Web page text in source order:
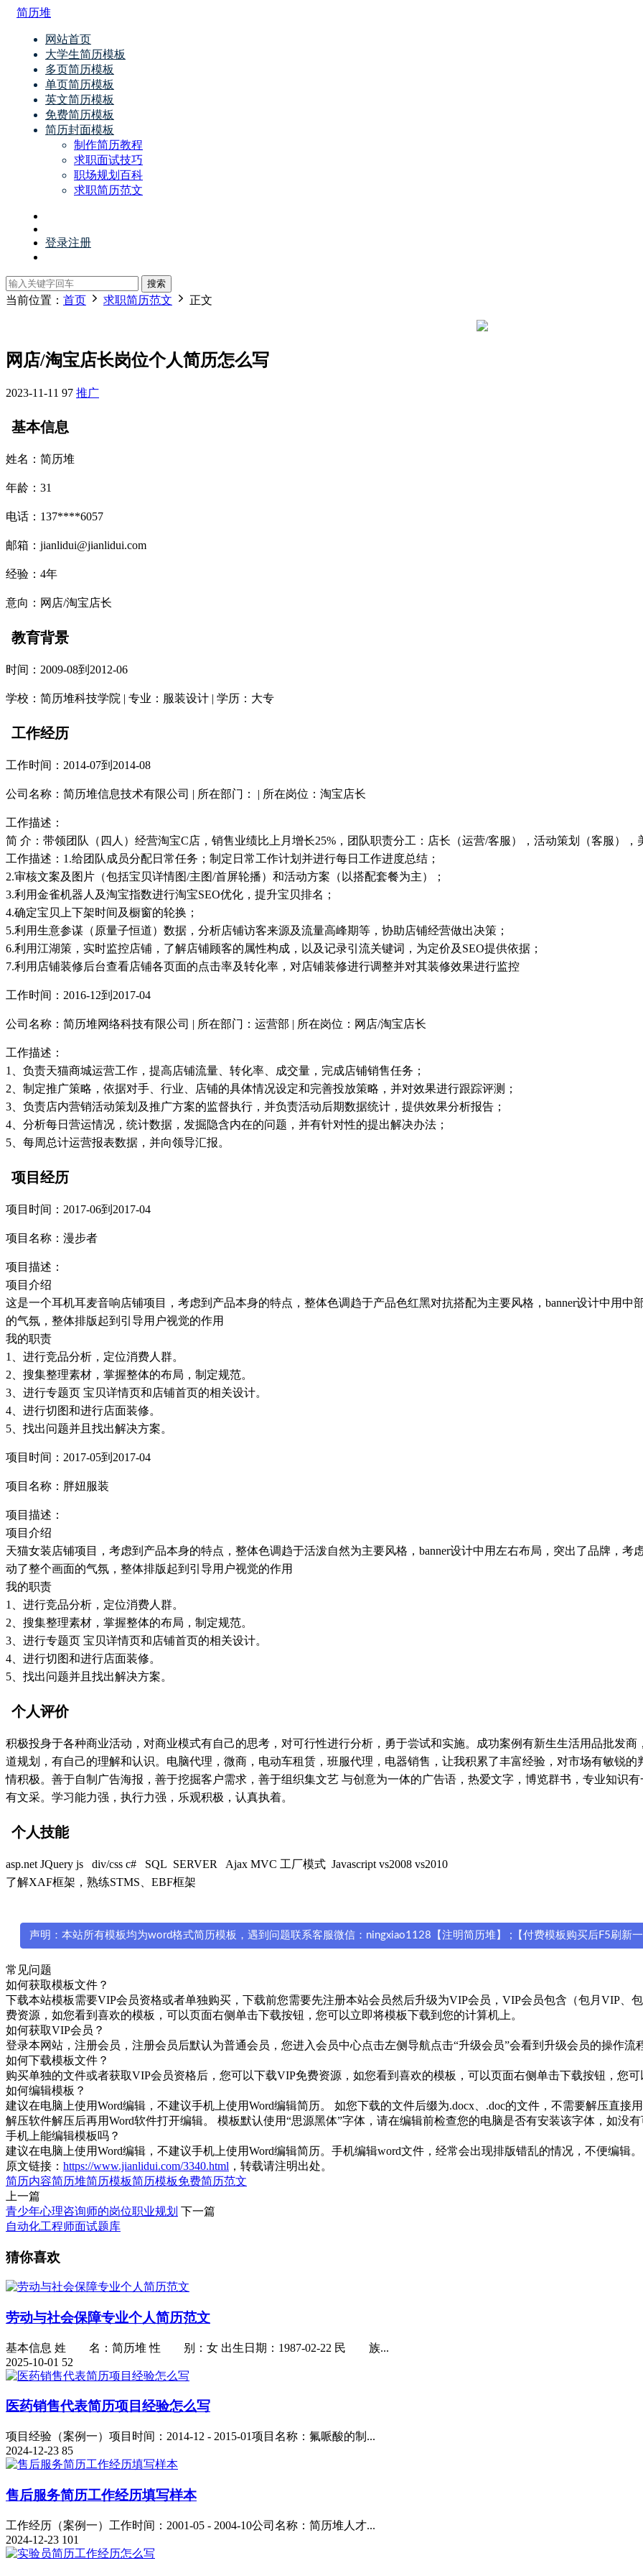
简历堆
网站首页
大学生简历模板
多页简历模板
单页简历模板
英文简历模板
免费简历模板
简历封面模板
制作简历教程
求职面试技巧
职场规划百科
求职简历范文
登录注册
搜索
当前位置： 首页 求职简历范文 正文
网店/淘宝店长岗位个人简历怎么写
2023-11-11 97 推广
基本信息
姓名：简历堆
年龄：31
电话：137****6057
邮箱：jianlidui@jianlidui.com
经验：4年
意向：网店/淘宝店长
教育背景
时间：2009-08到2012-06
学校：简历堆科技学院 | 专业：服装设计 | 学历：大专
工作经历
工作时间：2014-07到2014-08
公司名称：简历堆信息技术有限公司 | 所在部门： | 所在岗位：淘宝店长
工作描述：
简 介：带领团队（四人）经营淘宝C店，销售业绩比上月增长25%，团队职责分工：店长（运营/客服），活动策划（客服），
工作描述：1.给团队成员分配日常任务；制定日常工作计划并进行每日工作进度总结；
2.审核文案及图片（包括宝贝详情图/主图/首屏轮播）和活动方案（以搭配套餐为主）；
3.利用金雀机器人及淘宝指数进行淘宝SEO优化，提升宝贝排名；
4.确定宝贝上下架时间及橱窗的轮换；
5.利用生意参谋（原量子恒道）数据，分析店铺访客来源及流量高峰期等，协助店铺经营做出决策；
6.利用江湖策，实时监控店铺，了解店铺顾客的属性构成，以及记录引流关键词，为定价及SEO提供依据；
7.利用店铺装修后台查看店铺各页面的点击率及转化率，对店铺装修进行调整并对其装修效果进行监控
工作时间：2016-12到2017-04
公司名称：简历堆网络科技有限公司 | 所在部门：运营部 | 所在岗位：网店/淘宝店长
工作描述：
1、负责天猫商城运营工作，提高店铺流量、转化率、成交量，完成店铺销售任务；
2、制定推广策略，依据对手、行业、店铺的具体情况设定和完善投放策略，并对效果进行跟踪评测；
3、负责店内营销活动策划及推广方案的监督执行，并负责活动后期数据统计，提供效果分析报告；
4、分析每日营运情况，统计数据，发掘隐含内在的问题，并有针对性的提出解决办法；
5、每周总计运营报表数据，并向领导汇报。
项目经历
项目时间：2017-06到2017-04
项目名称：漫步者
项目描述：
项目介绍
这是一个耳机耳麦音响店铺项目，考虑到产品本身的特点，整体色调趋于产品色红黑对抗搭配为主要风格，banner设计中用
的气氛，整体排版起到引导用户视觉的作用
我的职责
1、进行竞品分析，定位消费人群。
2、搜集整理素材，掌握整体的布局，制定规范。
3、进行专题页 宝贝详情页和店铺首页的相关设计。
4、进行切图和进行店面装修。
5、找出问题并且找出解决方案。
项目时间：2017-05到2017-04
项目名称：胖妞服装
项目描述：
项目介绍
天猫女装店铺项目，考虑到产品本身的特点，整体色调趋于活泼自然为主要风格，banner设计中用左右布局，突出了品牌，
动了整个画面的气氛，整体排版起到引导用户视觉的作用
我的职责
1、进行竞品分析，定位消费人群。
2、搜集整理素材，掌握整体的布局，制定规范。
3、进行专题页 宝贝详情页和店铺首页的相关设计。
4、进行切图和进行店面装修。
5、找出问题并且找出解决方案。
个人评价
积极投身于各种商业活动，对商业模式有自己的思考，对可行性进行分析，勇于尝试和实施。成功案例有新生生活用品批发
道规划，有自己的理解和认识。电脑代理，微商，电动车租赁，班服代理，电器销售，让我积累了丰富经验，对市场有敏锐
情积极。善于自制广告海报，善于挖掘客户需求，善于组织集文艺 与创意为一体的广告语，热爱文字，博览群书，专业知识
有文采。学习能力强，执行力强，乐观积极，认真执着。
个人技能
asp.net JQuery js div/css c# SQL SERVER Ajax MVC 工厂模式 Javascript vs2008 vs2010
了解XAF框架，熟练STMS、EBF框架
声明：本站所有模板均为word格式简历模板，遇到问题联系客服微信：ningxiao1128【注明简历堆】 ;【付费模板购买后F5刷新一
常见问题
如何获取模板文件？
下载本站模板需要VIP会员资格或者单独购买，下载前您需要先注册本站会员然后升级为VIP会员，VIP会员包含（包月VIP、
费资源，如您看到喜欢的模板，可以页面右侧单击下载按钮，您可以立即将模板下载到您的计算机上。
如何获取VIP会员？
登录本网站，注册会员，注册会员后默认为普通会员，您进入会员中心点击左侧导航点击“升级会员”会看到升级会员的操作流
如何下载模板文件？
购买单独的文件或者获取VIP会员资格后，您可以下载VIP免费资源，如您看到喜欢的模板，可以页面右侧单击下载按钮，您可
如何编辑模板？
建议在电脑上使用Word编辑，不建议手机上使用Word编辑简历。 如您下载的文件后缀为.docx、.doc的文件，不需要解压直接
解压软件解压后再用Word软件打开编辑。 模板默认使用“思源黑体”字体，请在编辑前检查您的电脑是否有安装该字体，如没
手机上能编辑模板吗？
建议在电脑上使用Word编辑，不建议手机上使用Word编辑简历。手机编辑word文件，经常会出现排版错乱的情况，不便编辑。
原文链接： https://www.jianlidui.com/3340.html ，转载请注明出处。
简历内容简历堆简历模板简历模板免费简历范文
上一篇
青少年心理咨询师的岗位职业规划 下一篇
自动化工程师面试题库
猜你喜欢
劳动与社会保障专业个人简历范文
基本信息 姓 名：简历堆 性 别：女 出生日期：1987-02-22 民 族...
2025-10-01 52
医药销售代表简历项目经验怎么写
项目经验（案例一）项目时间：2014-12 - 2015-01项目名称：氟哌酸的制...
2024-12-23 85
售后服务简历工作经历填写样本
工作经历（案例一）工作时间：2001-05 - 2004-10公司名称：简历堆人才...
2024-12-23 101